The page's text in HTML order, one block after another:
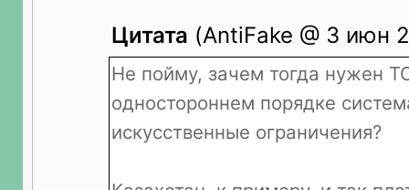
Цитата (AntiFake @ 3 июн
Не пойму, зачем тогда нужен
одностороннем порядке
искусственные ограничения?